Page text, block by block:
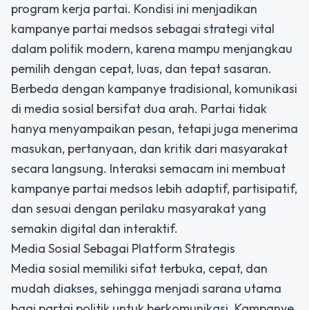
program kerja partai. Kondisi ini menjadikan
kampanye partai medsos sebagai strategi vital
dalam politik modern, karena mampu menjangkau
pemilih dengan cepat, luas, dan tepat sasaran.
Berbeda dengan kampanye tradisional, komunikasi
di media sosial bersifat dua arah. Partai tidak
hanya menyampaikan pesan, tetapi juga menerima
masukan, pertanyaan, dan kritik dari masyarakat
secara langsung. Interaksi semacam ini membuat
kampanye partai medsos lebih adaptif, partisipatif,
dan sesuai dengan perilaku masyarakat yang
semakin digital dan interaktif.
Media Sosial Sebagai Platform Strategis
Media sosial memiliki sifat terbuka, cepat, dan
mudah diakses, sehingga menjadi sarana utama